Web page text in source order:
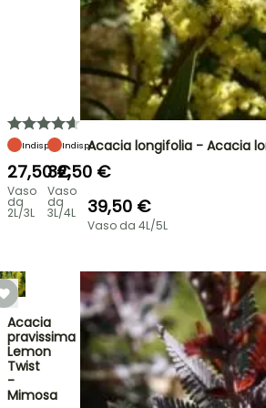
Indispo.
27,50 €
Vaso
da
2L/3L
Indispo.
32,50 €
Vaso
da
3L/4L
Acacia longifolia - Acacia
39,50 €
Vaso da 4L/5L
Acacia
pravissima
Lemon
Twist
-
Mimosa